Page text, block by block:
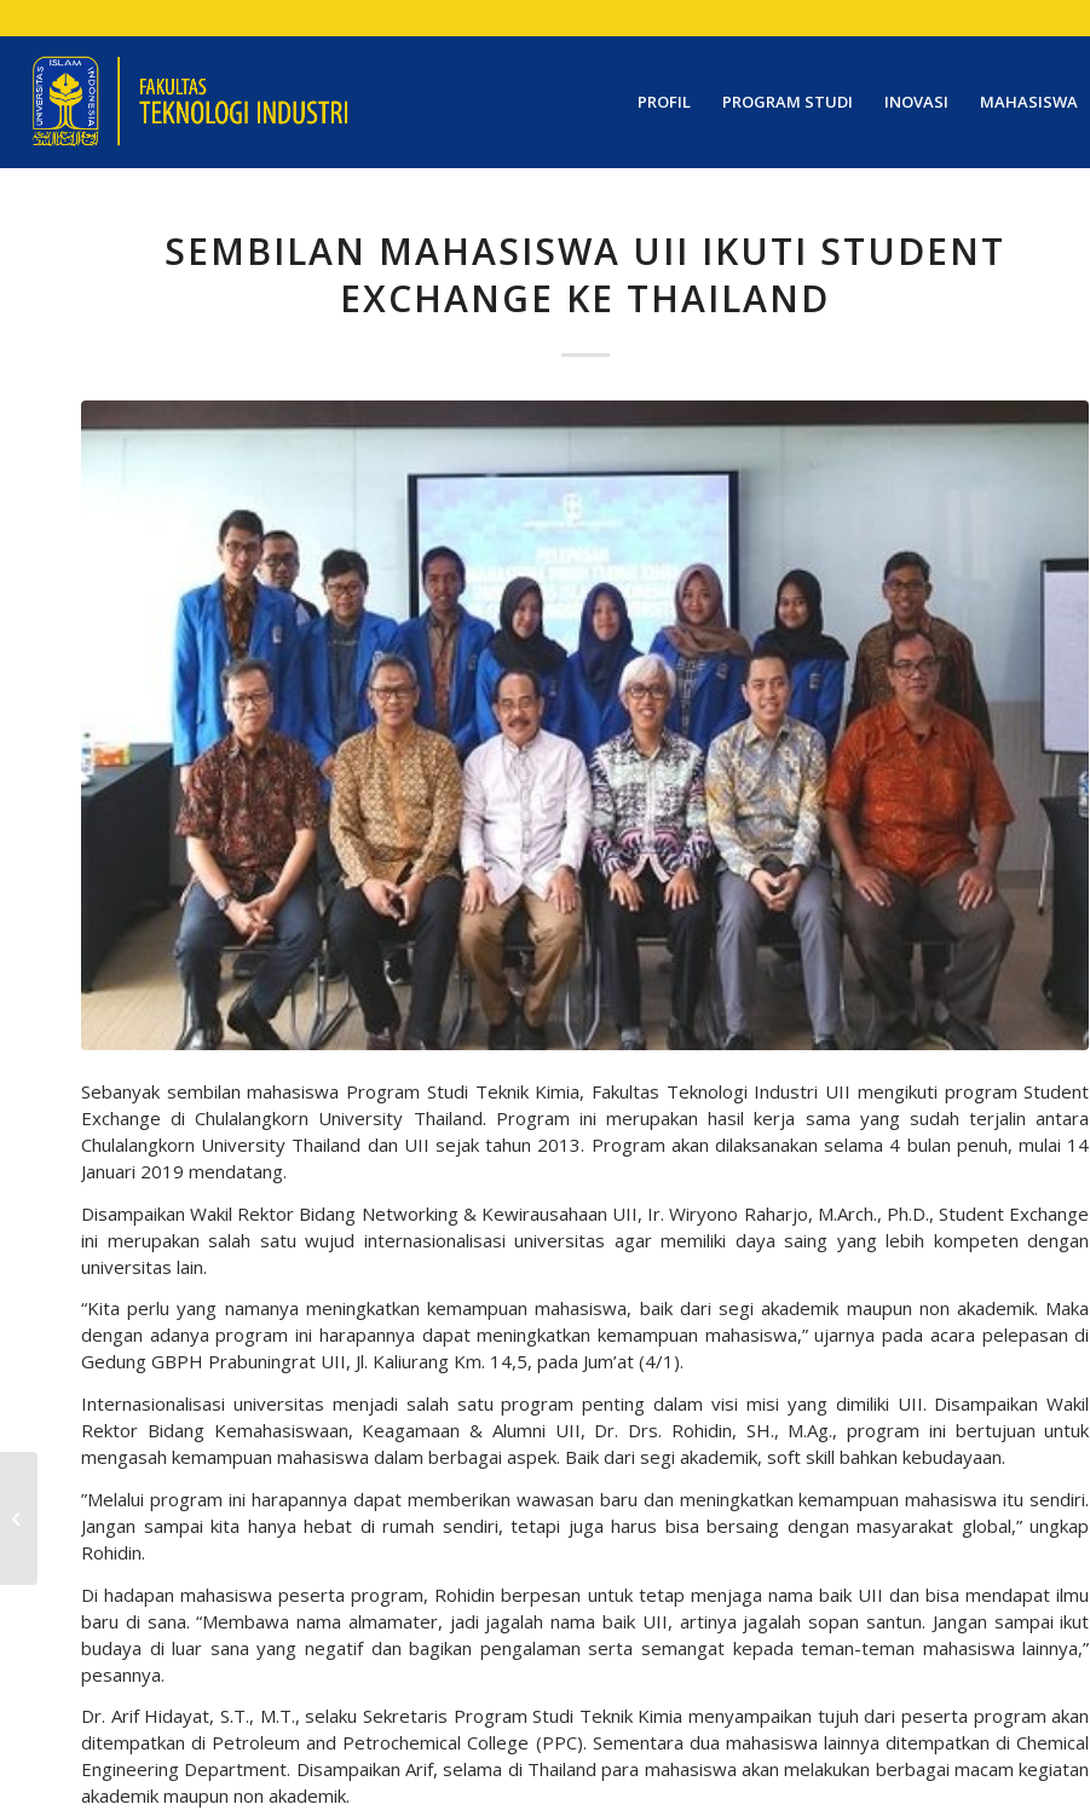
PROFIL PROGRAM STUDI INOVASI MAHASISWA
SEMBILAN MAHASISWA UII IKUTI STUDENT
EXCHANGE KE THAILAND
Sebanyak sembilan mahasiswa Program Studi Teknik Kimia, Fakultas Teknologi Industri UII mengikuti program Student
Exchange di Chulalangkorn University Thailand. Program ini merupakan hasil kerja sama yang sudah terjalin antara
Chulalangkorn University Thailand dan UII sejak tahun 2013. Program akan dilaksanakan selama 4 bulan penuh, mulai 14
Januari 2019 mendatang.
Disampaikan Wakil Rektor Bidang Networking & Kewirausahaan UII, Ir. Wiryono Raharjo, M.Arch., Ph.D., Student Exchange
ini merupakan salah satu wujud internasionalisasi universitas agar memiliki daya saing yang lebih kompeten dengan
universitas lain.
“Kita perlu yang namanya meningkatkan kemampuan mahasiswa, baik dari segi akademik maupun non akademik. Maka
dengan adanya program ini harapannya dapat meningkatkan kemampuan mahasiswa,” ujarnya pada acara pelepasan di
Gedung GBPH Prabuningrat UII, Jl. Kaliurang Km. 14,5, pada Jum’at (4/1).
Internasionalisasi universitas menjadi salah satu program penting dalam visi misi yang dimiliki UII. Disampaikan Wakil
Rektor Bidang Kemahasiswaan, Keagamaan & Alumni UII, Dr. Drs. Rohidin, SH., M.Ag., program ini bertujuan untuk
mengasah kemampuan mahasiswa dalam berbagai aspek. Baik dari segi akademik, soft skill bahkan kebudayaan.
”Melalui program ini harapannya dapat memberikan wawasan baru dan meningkatkan kemampuan mahasiswa itu sendiri.
Jangan sampai kita hanya hebat di rumah sendiri, tetapi juga harus bisa bersaing dengan masyarakat global,” ungkap
Rohidin.
Di hadapan mahasiswa peserta program, Rohidin berpesan untuk tetap menjaga nama baik UII dan bisa mendapat ilmu
baru di sana. “Membawa nama almamater, jadi jagalah nama baik UII, artinya jagalah sopan santun. Jangan sampai ikut
budaya di luar sana yang negatif dan bagikan pengalaman serta semangat kepada teman-teman mahasiswa lainnya,”
pesannya.
Dr. Arif Hidayat, S.T., M.T., selaku Sekretaris Program Studi Teknik Kimia menyampaikan tujuh dari peserta program akan
ditempatkan di Petroleum and Petrochemical College (PPC). Sementara dua mahasiswa lainnya ditempatkan di Chemical
Engineering Department. Disampaikan Arif, selama di Thailand para mahasiswa akan melakukan berbagai macam kegiatan
akademik maupun non akademik.
Survey Evaluasi Ta’lim
Semester Ganjil
2018/2019